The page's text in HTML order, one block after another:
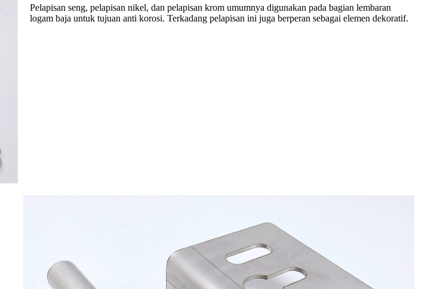
Pelapisan seng, pelapisan nikel, dan pelapisan krom umumnya digunakan pada bagian lembaran
logam baja untuk tujuan anti korosi. Terkadang pelapisan ini juga berperan sebagai elemen dekoratif.